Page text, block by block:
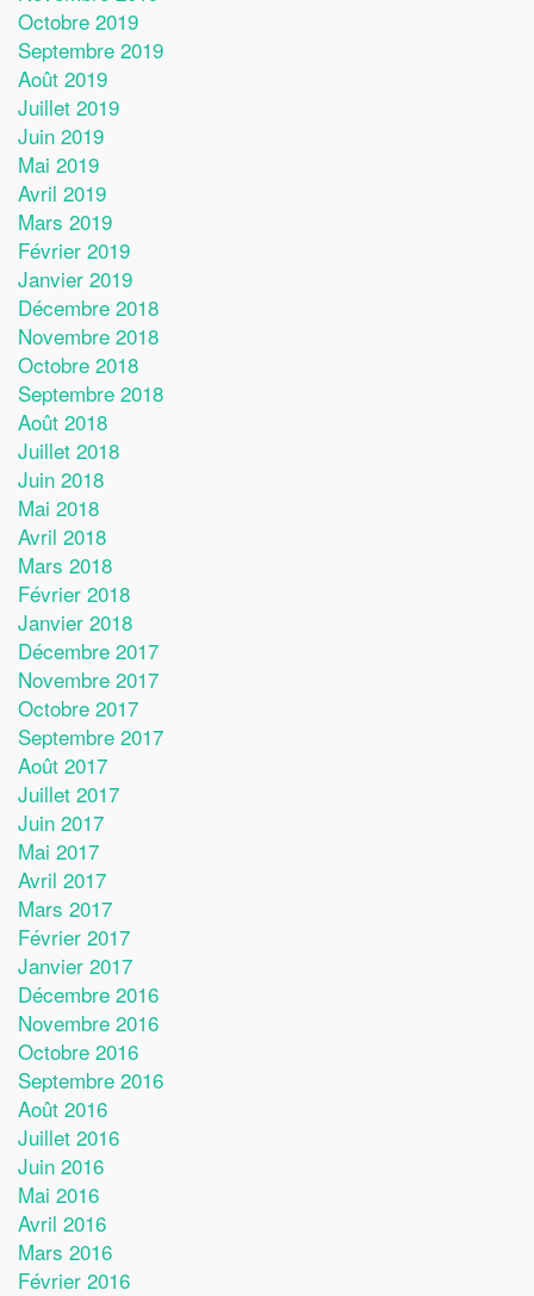
Octobre 2019
Septembre 2019
Août 2019
Juillet 2019
Juin 2019
Mai 2019
Avril 2019
Mars 2019
Février 2019
Janvier 2019
Décembre 2018
Novembre 2018
Octobre 2018
Septembre 2018
Août 2018
Juillet 2018
Juin 2018
Mai 2018
Avril 2018
Mars 2018
Février 2018
Janvier 2018
Décembre 2017
Novembre 2017
Octobre 2017
Septembre 2017
Août 2017
Juillet 2017
Juin 2017
Mai 2017
Avril 2017
Mars 2017
Février 2017
Janvier 2017
Décembre 2016
Novembre 2016
Octobre 2016
Septembre 2016
Août 2016
Juillet 2016
Juin 2016
Mai 2016
Avril 2016
Mars 2016
Février 2016